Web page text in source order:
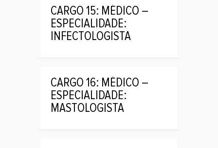
CARGO 15: MÉDICO –
ESPECIALIDADE:
INFECTOLOGISTA
CARGO 16: MÉDICO –
ESPECIALIDADE:
MASTOLOGISTA